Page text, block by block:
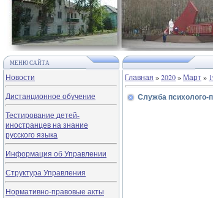
МЕНЮ САЙТА
Новости
Дистанционное обучение
Тестирование детей-
иностранцев на знание
русского языка
Информация об Управлении
Структура Управления
Нормативно-правовые акты
Главная »2020» Март»
Служба психолого-